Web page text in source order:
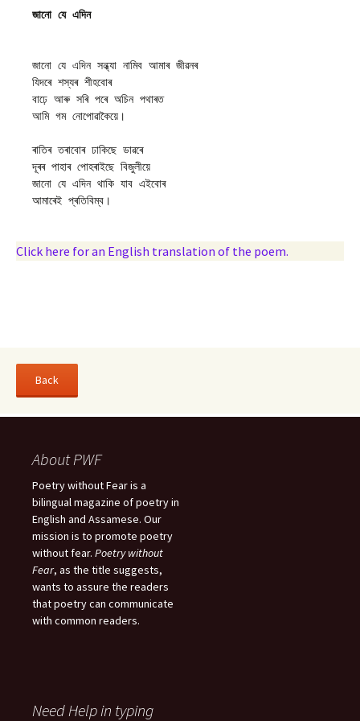
জানো যে এদিন সন্ধ্যা নামিব আমাৰ জীৱনৰ
যিদৰে শস্যৰ শীহবোৰ
বাঢ়ে আৰু সৰি পৰে অচিন পথাৰত
আমি গম নোপোৱাকৈয়ে।
ৰাতিৰ তৰাবোৰ ঢাকিছে ডাৱৰে
দূৰৰ পাহাৰ পোহৰাইছে বিজুলীয়ে
জানো যে এদিন থাকি যাব এইবোৰ
Click here for an English translation of the poem.
About PWF
Poetry without Fear is a
bilingual magazine of poetry in
English and Assamese. Our
mission is to promote poetry
without fear. Poetry without
Fear, as the title suggests,
wants to assure the readers
that poetry can communicate
with common readers.
Need Help in typing